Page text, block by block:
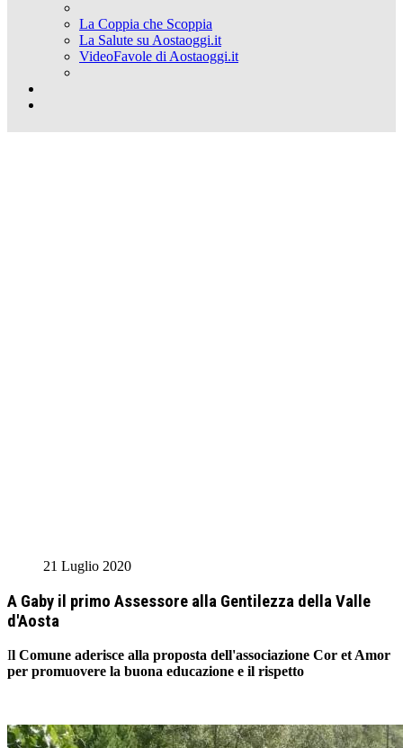
La Coppia che Scoppia
La Salute su Aostaoggi.it
VideoFavole di Aostaoggi.it
21 Luglio 2020
A Gaby il primo Assessore alla Gentilezza della Valle
d'Aosta
Il Comune aderisce alla proposta dell'associazione Cor et Amor
per promuovere la buona educazione e il rispetto